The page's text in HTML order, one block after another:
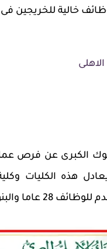
خالية للخريجين فى 4 بنوك كبرى
الكبرى عن فرص عمل
هذه الكليات
التى عرضت الوظائف هى :